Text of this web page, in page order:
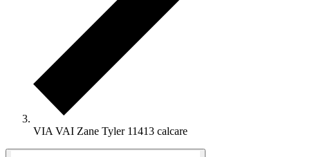
VIA VAI Zane Tyler 11413 calcare